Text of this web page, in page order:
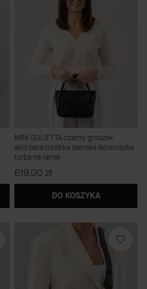
MINI GULIETTA czarny groszek
skórzana torebka damska listonoszka
torba na ramię
Cena
619,00 zł
DO KOSZYKA